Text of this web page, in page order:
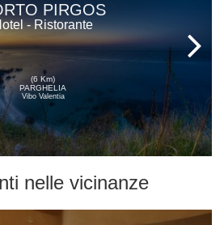
PIRGOS
- Ristorante
(6 Km)
PARGHELIA
Vibo Valentia
nelle vicinanze